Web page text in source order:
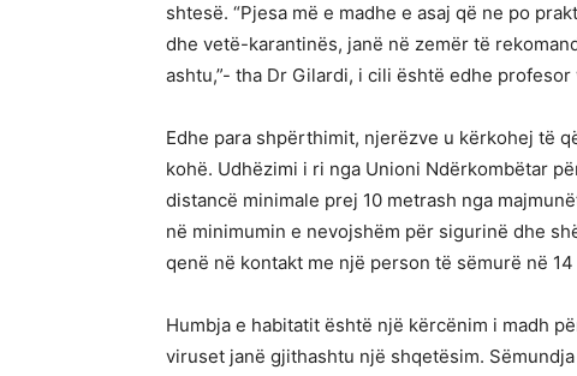
shtesë. “Pjesa më e madhe e asaj që ne po
dhe vetë-karantinës, janë në zemër të
ashtu,”- tha Dr Gilardi, i cili është edhe
Edhe para shpërthimit, njerëzve u kërkohej të
kohë. Udhëzimi i ri nga Unioni Ndërkombëtar
distancë minimale prej 10 metrash nga
në minimumin e nevojshëm për sigurinë dhe
qenë në kontakt me një person të sëmurë në
Humbja e habitatit është një kërcënim i madh
viruset janë gjithashtu një shqetësim.